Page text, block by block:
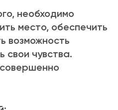
необходимо
место, обеспечить
возможность
свои чувства.